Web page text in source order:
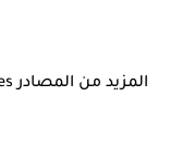
المزيد من المصادر More References